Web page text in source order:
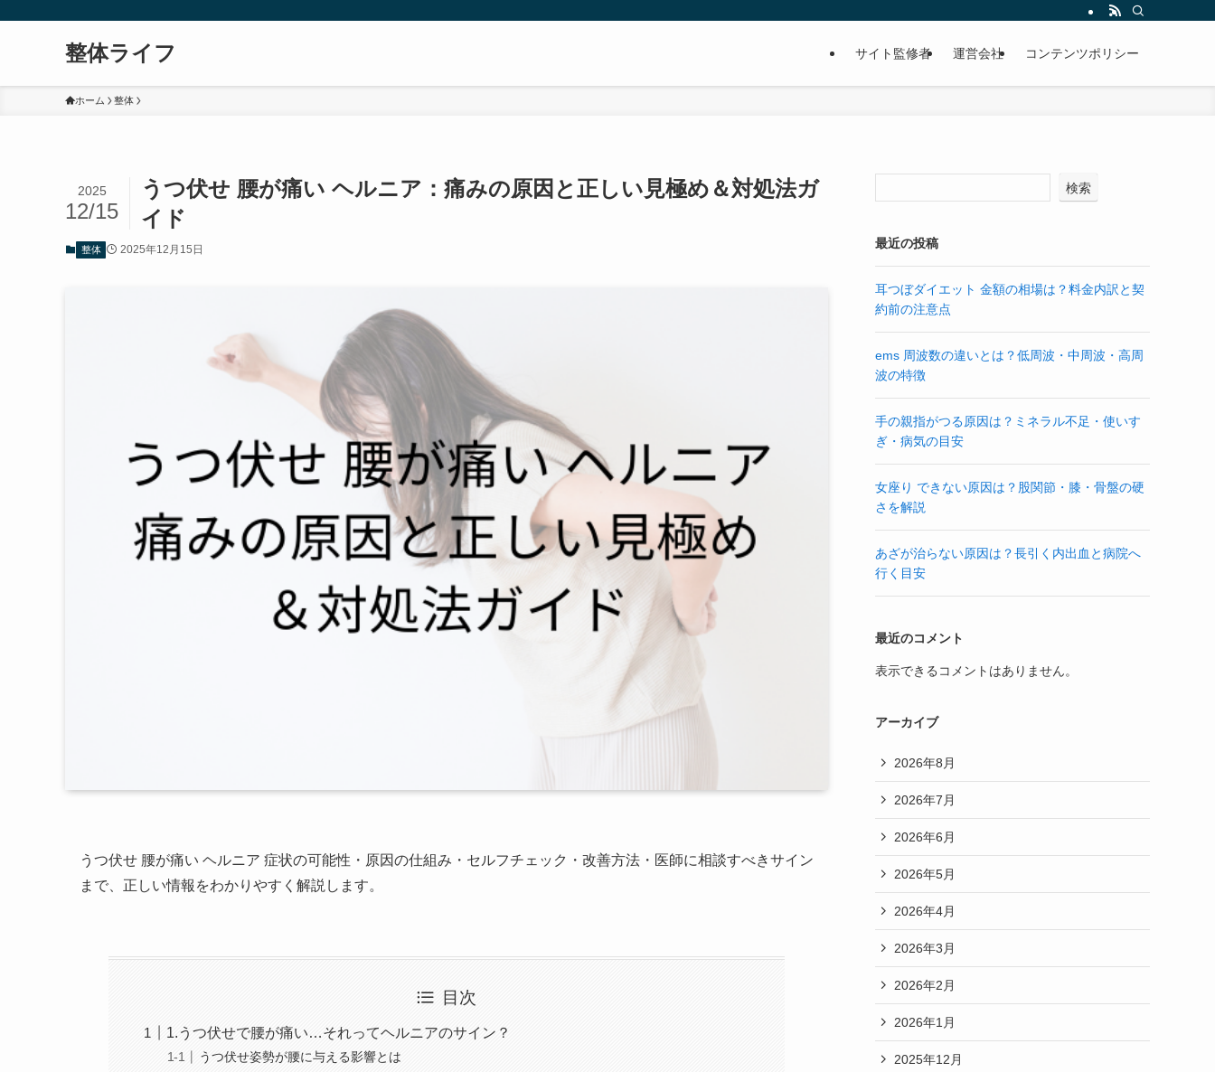
整体ライフ サイト監修者 運営会社 コンテンツポリシー
ホーム 整体
うつ伏せ 腰が痛い ヘルニア：痛みの原因と正しい見極め＆対処法ガ
イド
2025
12/15
整体 2025年12月15日
うつ伏せ 腰が痛い ヘルニア 症状の可能性・原因の仕組み・セルフチェック・改善方法・医師に相談すべきサイン
まで、正しい情報をわかりやすく解説します。
目次
1.うつ伏せで腰が痛い…それってヘルニアのサイン？
うつ伏せ姿勢が腰に与える影響とは
検索
最近の投稿
耳つぼダイエット 金額の相場は？料金内訳と契
約前の注意点
ems 周波数の違いとは？低周波・中周波・高周
波の特徴
手の親指がつる原因は？ミネラル不足・使いす
ぎ・病気の目安
女座り できない原因は？股関節・膝・骨盤の硬
さを解説
あざが治らない原因は？長引く内出血と病院へ
行く目安
最近のコメント
表示できるコメントはありません。
アーカイブ
2026年8月
2026年7月
2026年6月
2026年5月
2026年4月
2026年3月
2026年2月
2026年1月
2025年12月